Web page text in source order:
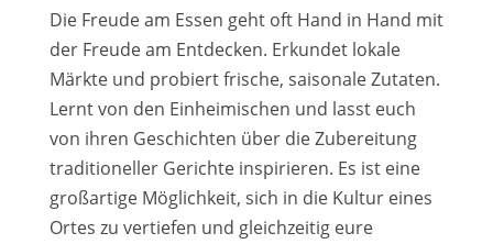
Die Freude am Essen geht oft Hand in Hand mit
der Freude am Entdecken. Erkundet loka­le
Märkte und pro­biert fri­sche, sai­so­na­le Zutaten.
Lernt von den Einheimischen und lasst euch
von ihren Geschichten über die Zubereitung
tra­di­tio­nel­ler Gerichte inspi­rie­ren. Es ist eine
groß­ar­ti­ge Möglichkeit, sich in die Kultur eines
Ortes zu ver­tie­fen und gleich­zei­tig eure